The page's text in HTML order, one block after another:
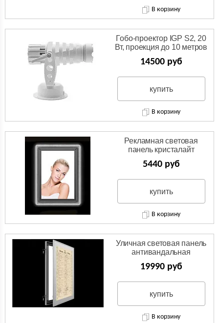
В корзину
Гобо-проектор IGP S2, 20
Вт, проекция до 10 метров
14500 руб
купить
В корзину
Рекламная световая
панель кристалайт
5440 руб
купить
В корзину
Уличная световая панель
антивандальная
19990 руб
купить
В корзину